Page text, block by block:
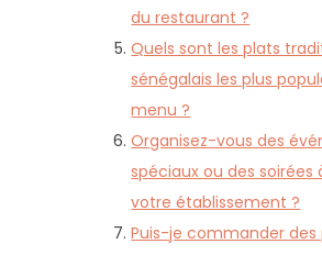
du restaurant ?
Quels sont les plats
sénégalais les plus
menu ?
Organisez-vous des
spéciaux ou des
votre établissement ?
Puis-je commander